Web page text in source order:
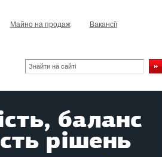
Майно на продаж
Вакансії